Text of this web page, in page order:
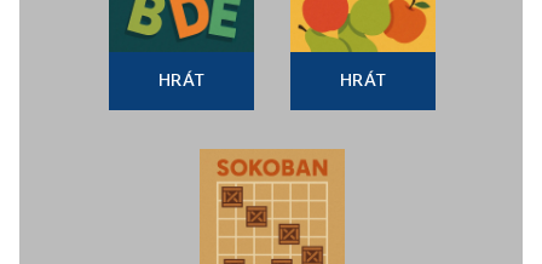
HRÁT HRÁT